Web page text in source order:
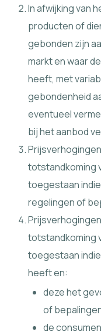
In afwijking van
producten of
gebonden zijn
markt en waar
heeft, met
gebondenheid
eventueel
bij het aanbod
totstandkoming
toegestaan
regelingen of
totstandkoming
toegestaan
heeft en:
deze het
of
de